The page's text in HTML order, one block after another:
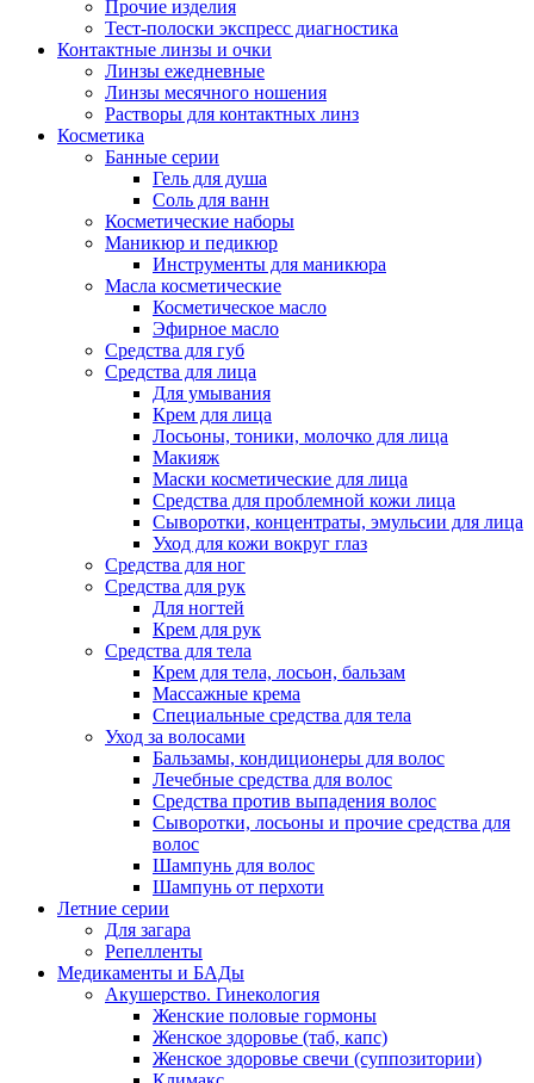
Прочие изделия
Тест-полоски экспресс диагностика
Контактные линзы и очки
Линзы ежедневные
Линзы месячного ношения
Растворы для контактных линз
Косметика
Банные серии
Гель для душа
Соль для ванн
Косметические наборы
Маникюр и педикюр
Инструменты для маникюра
Масла косметические
Косметическое масло
Эфирное масло
Средства для губ
Средства для лица
Для умывания
Крем для лица
Лосьоны, тоники, молочко для лица
Макияж
Маски косметические для лица
Средства для проблемной кожи лица
Сыворотки, концентраты, эмульсии для лица
Уход для кожи вокруг глаз
Средства для ног
Средства для рук
Для ногтей
Крем для рук
Средства для тела
Крем для тела, лосьон, бальзам
Массажные крема
Специальные средства для тела
Уход за волосами
Бальзамы, кондиционеры для волос
Лечебные средства для волос
Средства против выпадения волос
Сыворотки, лосьоны и прочие средства для
волос
Шампунь для волос
Шампунь от перхоти
Летние серии
Для загара
Репелленты
Медикаменты и БАДы
Акушерство. Гинекология
Женские половые гормоны
Женское здоровье (таб, капс)
Женское здоровье свечи (суппозитории)